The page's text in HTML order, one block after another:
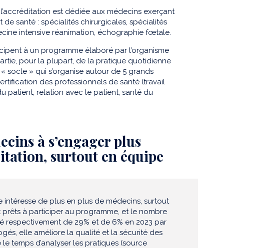
est dédiée aux médecins exerçant
santé : spécialités chirurgicales, spécialités
intensive réanimation, échographie fœtale.
à un programme élaboré par l’organisme
pour la plupart, de la pratique quotidienne
socle » qui s’organise autour de 5 grands
des professionnels de santé (travail
patient, relation avec le patient, santé du
à s’engager plus
surtout en équipe
intéresse de plus en plus de médecins, surtout
à participer au programme, et le nombre
respectivement de 29% et de 6% en 2023 par
elle améliore la qualité et la sécurité des
temps d’analyser les pratiques (source